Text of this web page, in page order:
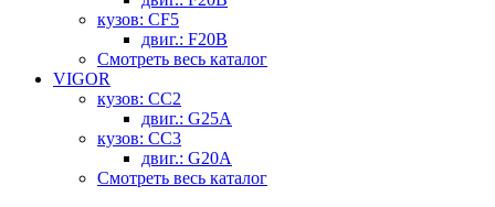
кузов: CF5
двиг.: F20B
Смотреть весь каталог
VIGOR
кузов: CC2
двиг.: G25A
кузов: CC3
двиг.: G20A
Смотреть весь каталог